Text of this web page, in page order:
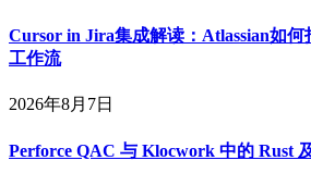
Cursor in Jira集成解读：Atlassian如
工作流
2026年8月7日
Perforce QAC 与 Klocwork 中的 Rust